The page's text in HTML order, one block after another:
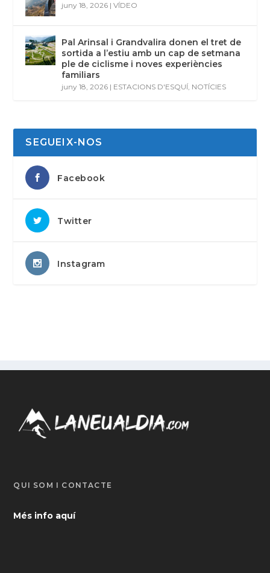
juny 18, 2026 |VÍDEO
Pal Arinsal i Grandvalira donen el tret de
sortida a l’estiu amb un cap de setmana
ple de ciclisme i noves experiències
familiars
juny 18, 2026 | ESTACIONS D'ESQUÍ, NOTÍCIES
SEGUEIX-NOS
Facebook
Twitter
Instagram
QUI SOM I CONTACTE
Més info aquí